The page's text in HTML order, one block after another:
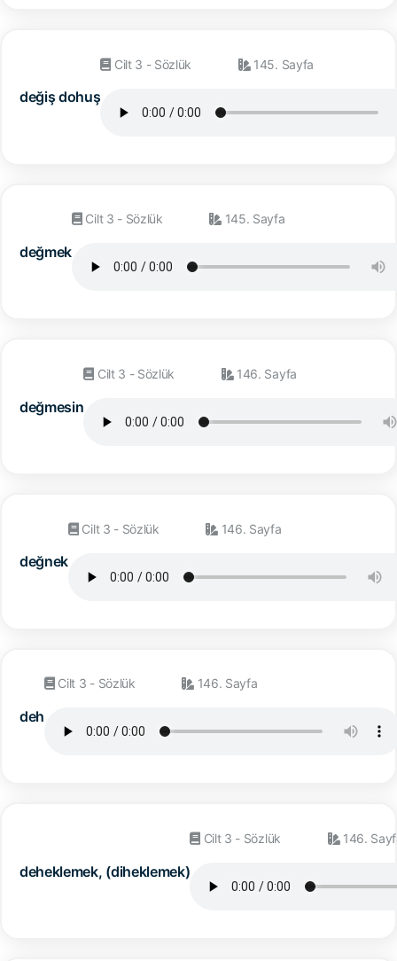
değiş dohuş
Cilt 3 - Sözlük 145. Sayfa
değmek
Cilt 3 - Sözlük 145. Sayfa
değmesin
Cilt 3 - Sözlük 146. Sayfa
değnek
Cilt 3 - Sözlük 146. Sayfa
deh
Cilt 3 - Sözlük 146. Sayfa
deheklemek, (diheklemek)
Cilt 3 - Sözlük 146.